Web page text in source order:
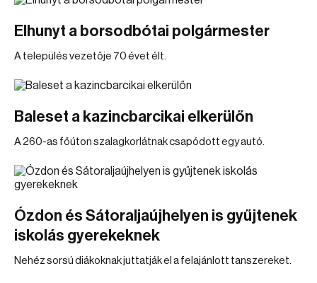
Elhunyt a borsodbótai polgármester
A település vezetője 70 évet élt.
Baleset a kazincbarcikai elkerülőn
A 260-as főúton szalagkorlátnak csapódott egy autó.
Ózdon és Sátoraljaújhelyen is gyűjtenek
iskolás gyerekeknek
Nehéz sorsú diákoknak juttatják el a felajánlott tanszereket.